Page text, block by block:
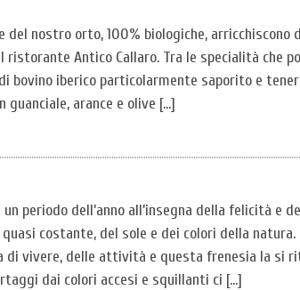
del nostro orto, 100% biologiche,
ristorante Antico Callaro. Tra le specialità che
bovino iberico particolarmente saporito e
guanciale, arance e olive […]
un periodo dell’anno all’insegna della felicità e
quasi costante, del sole e dei colori della natura.
di vivere, delle attività e questa frenesia la si
dai colori accesi e squillanti ci […]